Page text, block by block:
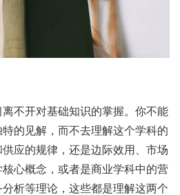
不开对基础知识的掌握。你不能
的见解，而不去理解这个学科的
应的规律，还是边际效用、市场
心概念，或者是商业学科中的营
析等理论，这些都是理解这两个